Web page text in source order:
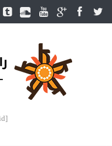
[ad id=""]